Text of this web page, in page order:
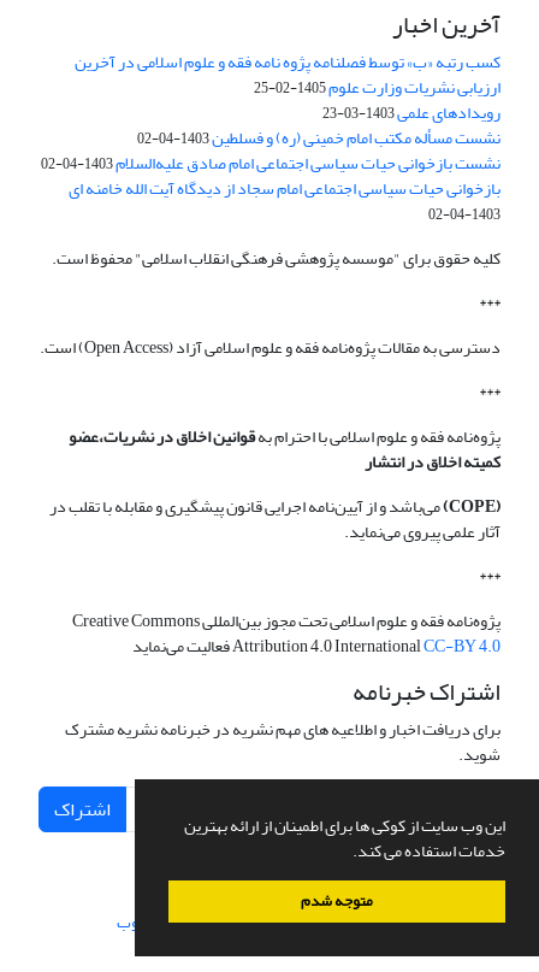
این وب سایت از کوکی ها برای اطمینان از ارائه بهترین
خدمات استفاده می کند.
متوجه شدم
آخرین اخبار
کسب رتبه «ب» توسط فصلنامه پژوه نامه فقه و علوم اسلامی در آخرین
ارزیابی نشریات وزارت علوم1405-02-25
رویدادهای علمی1403-03-23
نشست مسأله مکتب امام خمینی (ره) و فسلطین1403-04-02
نشست بازخوانی حیات سیاسی اجتماعی امام صادق علیه‌السلام1403-04-02
بازخوانی حیات سیاسی اجتماعی امام سجاد از دیدگاه آیت الله خامنه ای
1403-04-02
کلیه حقوق برای "موسسه پژوهشی فرهنگی انقلاب اسلامی" محفوظ است.
***
دسترسی به مقالات پژوه‌نامه فقه و علوم اسلامی آزاد (Open Access) است.
***
پژوه‌نامه فقه و علوم اسلامی با احترام بهقوانین اخلاق در نشریات،عضو
کمیته اخلاق در انتشار
(COPE)
می‌باشد و از آیین‌نامه اجرایی قانون پیشگیری و مقابله با تقلب در
آثار علمی پیروی می‌نماید.
***
پژوه‌نامه فقه و علوم اسلامی تحت مجوز بین‌المللی Creative Commons
Attribution 4.0 InternationalCC-BY 4.0 فعالیت می‌نماید
اشتراک خبرنامه
برای دریافت اخبار و اطلاعیه های مهم نشریه در خبرنامه نشریه مشترک
شوید.
اشتراک
سامانه مدیریت نشریات علمی.طراحی و پیاده سازی از سیناوب